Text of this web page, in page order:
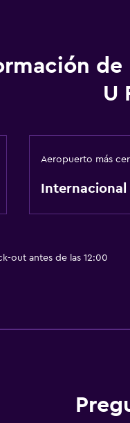
de
U
Aeropuerto más
out antes de las 12:00